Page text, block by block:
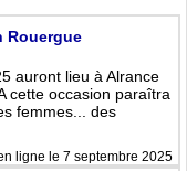
Rouergue
auront lieu à Alrance
cette occasion paraîtra
femmes... des
ligne le 7 septembre 2025